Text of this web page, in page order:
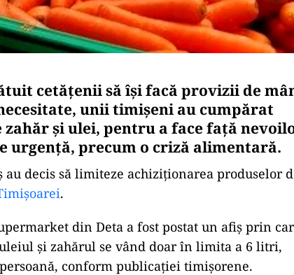
cetățenii să își facă provizii de
unii timișeni au cumpărat
și ulei, pentru a face față
urgență, precum o criză alimentară.
decis să limiteze achiziționarea produselor
.
din Deta a fost postat un afiș prin
și zahărul se vând doar în limita a 6 litri,
conform publicației timișorene.